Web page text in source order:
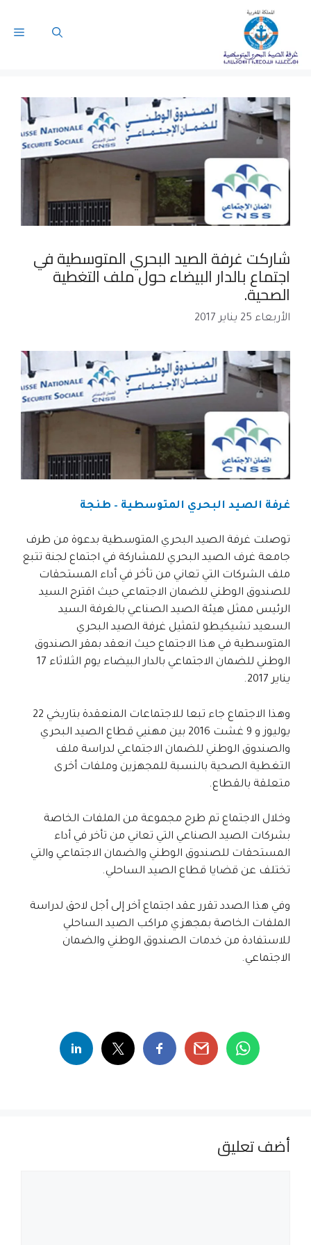
شاركت غرفة الصيد البحري المتوسطية في
اجتماع بالدار البيضاء حول ملف التغطية
الصحية.
الأربعاء 25 يناير 2017
غرفة الصيد البحري المتوسطية – طنجة
توصلت غرفة الصيد البحري المتوسطية بدعوة من طرف
جامعة غرف الصيد البحري للمشاركة في اجتماع لجنة تتبع
ملف الشركات التي تعاني من تأخر في أداء المستحقات
للصندوق الوطني للضمان الاجتماعي حيث اقترح السيد
الرئيس ممثل هيئة الصيد الصناعي بالغرفة السيد
السعيد تشيكيطو لتمثيل غرفة الصيد البحري
المتوسطية في هذا الاجتماع حيث انعقد بمقر الصندوق
الوطني للضمان الاجتماعي بالدار البيضاء يوم الثلاثاء 17
يناير 2017.
وهذا الاجتماع جاء تبعا للاجتماعات المنعقدة بتاريخي 22
يوليوز و 9 غشت 2016 بين مهنيي قطاع الصيد البحري
والصندوق الوطني للضمان الاجتماعي لدراسة ملف
التغطية الصحية بالنسبة للمجهزين وملفات أخرى
متعلقة بالقطاع.
وخلال الاجتماع تم طرح مجموعة من الملفات الخاصة
بشركات الصيد الصناعي التي تعاني من تأخر في أداء
المستحقات للصندوق الوطني والضمان الاجتماعي والتي
تختلف عن قضايا قطاع الصيد الساحلي.
وفي هذا الصدد تقرر عقد اجتماع آخر إلى أجل لاحق لدراسة
الملفات الخاصة بمجهزي مراكب الصيد الساحلي
للاستفادة من خدمات الصندوق الوطني والضمان
الاجتماعي.
أضف تعليق